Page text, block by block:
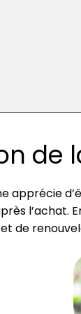
de
apprécie
l’achat.
de